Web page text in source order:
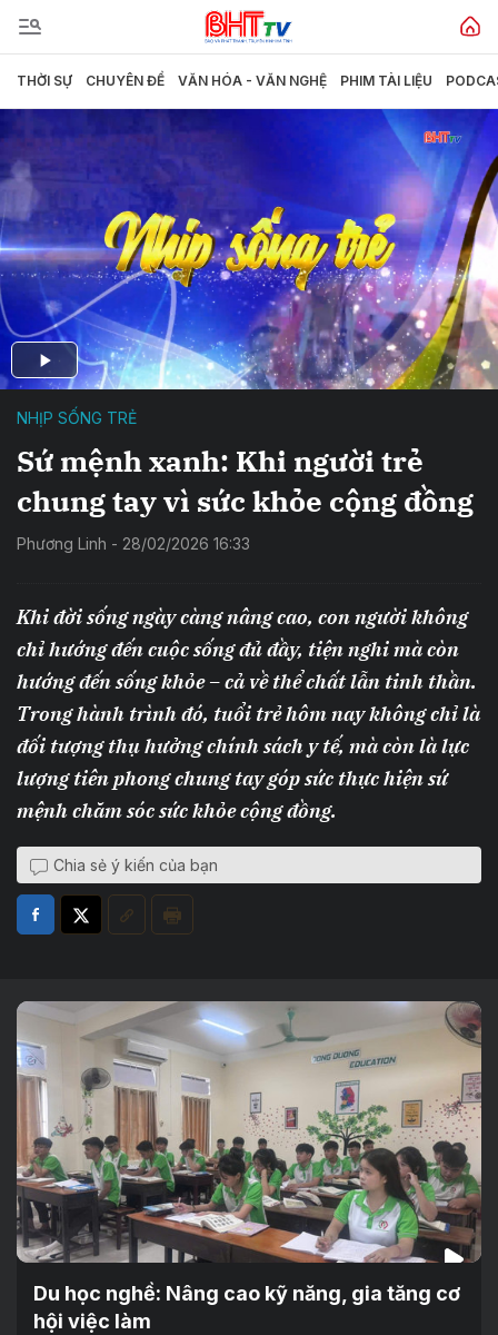
THỜI SỰ CHUYÊN ĐỀ VĂN HÓA - VĂN NGHỆ PHIM TÀI LIỆU
NHỊP SỐNG TRẺ
Sứ mệnh xanh: Khi người trẻ
chung tay vì sức khỏe cộng đồng
Phương Linh - 28/02/2026 16:33
Khi đời sống ngày càng nâng cao, con người không
chỉ hướng đến cuộc sống đủ đầy, tiện nghi mà còn
hướng đến sống khỏe – cả về thể chất lẫn tinh thần.
Trong hành trình đó, tuổi trẻ hôm nay không chỉ là
đối tượng thụ hưởng chính sách y tế, mà còn là lực
lượng tiên phong chung tay góp sức thực hiện sứ
mệnh chăm sóc sức khỏe cộng đồng.
Chia sẻ ý kiến của bạn
Du học nghề: Nâng cao kỹ năng, gia tăng cơ
hội việc làm